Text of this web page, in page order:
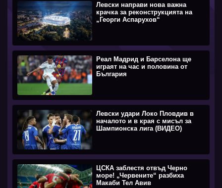
Левски направи нова важна
крачка за реконструкцията на
„Георги Аспарухов“
Реал Мадрид и Барселона ще
играят на час и половина от
България
Левски удари Локо Пловдив в
началото и в края с мисъл за
Шампионска лига (ВИДЕО)
ЦСКА заблестя отвъд Черно
море! „Червените“ разбиха
Макаби Тел Авив